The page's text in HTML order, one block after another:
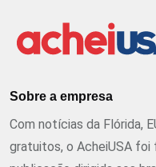
Sobre a empresa
Com notícias da Flórida,
gratuitos, o AcheiUSA foi